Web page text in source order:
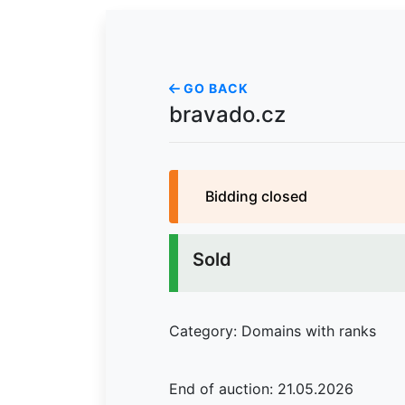
GO BACK
bravado.cz
Bidding closed
Sold
Category: Domains with ranks
End of auction: 21.05.2026